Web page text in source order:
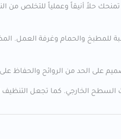
من الستانلس ستيل بغطاء إغلاق هادئ وبطانة بلاستيكية سعة 1.5
للمطبخ والحمام وغرفة العمل.
على الحد من الروائح والحفاظ
السطح الخارجي. كما تجعل